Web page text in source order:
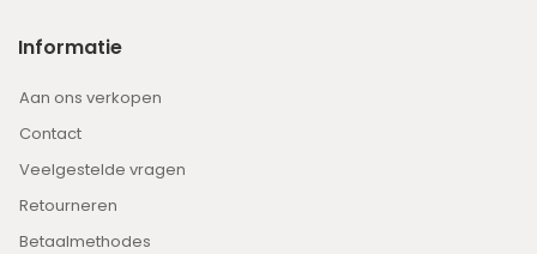
Informatie
Aan ons verkopen
Contact
Veelgestelde vragen
Retourneren
Betaalmethodes